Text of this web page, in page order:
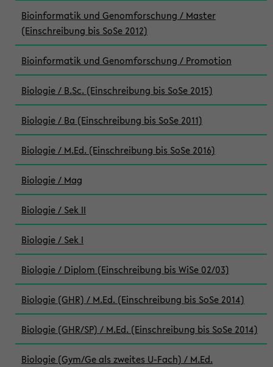
Bioinformatik und Genomforschung / Master
(Einschreibung bis SoSe 2012)
Bioinformatik und Genomforschung / Promotion
Biologie / B.Sc. (Einschreibung bis SoSe 2015)
Biologie / Ba (Einschreibung bis SoSe 2011)
Biologie / M.Ed. (Einschreibung bis SoSe 2016)
Biologie / Mag
Biologie / Sek II
Biologie / Sek I
Biologie / Diplom (Einschreibung bis WiSe 02/03)
Biologie (GHR) / M.Ed. (Einschreibung bis SoSe 2014)
Biologie (GHR/SP) / M.Ed. (Einschreibung bis SoSe 2014)
Biologie (Gym/Ge als zweites U-Fach) / M.Ed.